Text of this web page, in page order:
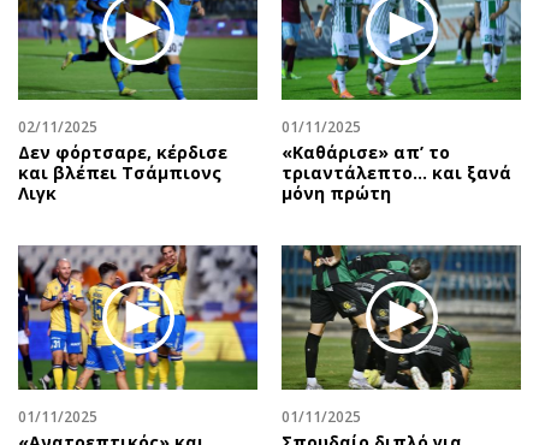
Real Estate
Επιχειρήσεις
Αγορές
Money Review
AstroBank Properties
Trends
Ναυτιλία
Περιβάλλον
Ελλάδα
Κόσμος
Πολιτισμός
Οικονομία
Γενικά
Αναδρομές
Πρόσωπα
Περιβάλλον
Good Life
Showbiz
Ταξίδια
Συνταγές
Έξοδος
Εκπομπές
02/11/2025
Δεν φόρτσαρε, κέρδισε
και βλέπει Τσάμπιονς
Λιγκ
01/11/2025
«Καθάρισε» απ’ το
τριαντάλεπτο… και ξανά
μόνη πρώτη
01/11/2025 01/11/2025